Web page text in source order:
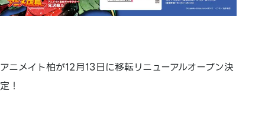
アニメイト柏が12月13日に移転リニューアルオープン決
定！